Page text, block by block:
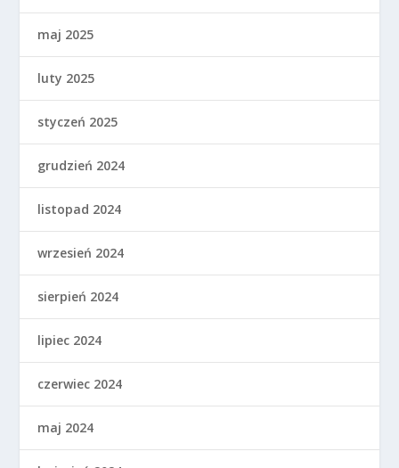
maj 2025
luty 2025
styczeń 2025
grudzień 2024
listopad 2024
wrzesień 2024
sierpień 2024
lipiec 2024
czerwiec 2024
maj 2024